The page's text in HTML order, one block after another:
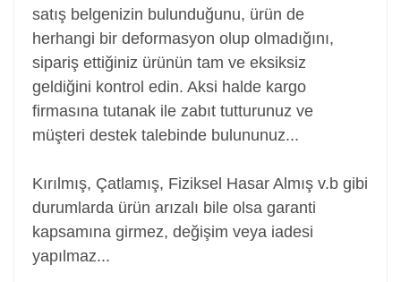
satış belgenizin bulunduğunu, ürün de
herhangi bir deformasyon olup olmadığını,
sipariş ettiğiniz ürünün tam ve eksiksiz
geldiğini kontrol edin. Aksi halde kargo
firmasına tutanak ile zabıt tutturunuz ve
müşteri destek talebinde bulununuz...
Kırılmış, Çatlamış, Fiziksel Hasar Almış v.b gibi
durumlarda ürün arızalı bile olsa garanti
kapsamına girmez, değişim veya iadesi
yapılmaz...